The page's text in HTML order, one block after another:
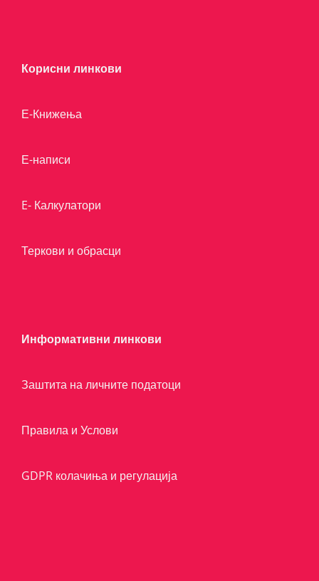
Корисни линкови
Е-Книжења
Е-написи
E- Калкулатори
Теркови и обрасци
Информативни линкови
Заштита на личните податоци
Правила и Услови
GDPR колачиња и регулација